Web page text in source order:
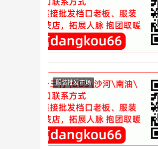
服装批发市场